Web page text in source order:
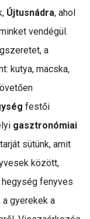
Újtusnádra, ahol
vendégül.
a
kutya, macska,
festői
gasztronómiai
sütünk, amit
között,
hegység fenyves
a gyerekek a